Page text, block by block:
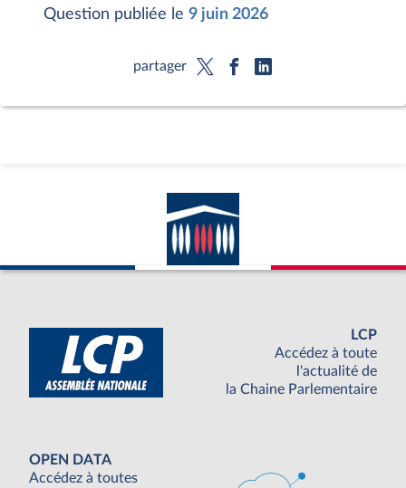
Question publiée le 9 juin 2026
partager
LCP
Accédez à toute
l'actualité de
la Chaine Parlementaire
OPEN DATA
Accédez à toutes